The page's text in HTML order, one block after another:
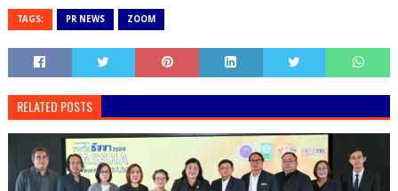
TAGS: PR NEWS ZOOM
RELATED POSTS